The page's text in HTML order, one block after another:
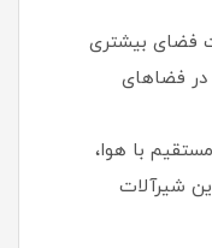
فضای بیشتری
فضاهای
با هوا،
شیرآلات